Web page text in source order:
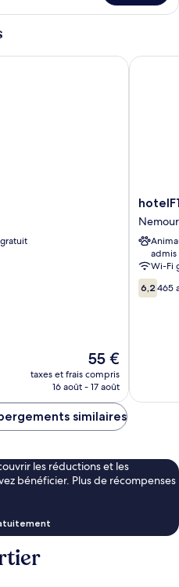
Le
nouveau
prix
de
55 €
taxes et frais compris
16 août - 17 août
hotelF1
admis
Wi-Fi
6.2
sur
6,2 465
hotelF1
similaires
les réductions et les
bénéficier. Plus de récompenses